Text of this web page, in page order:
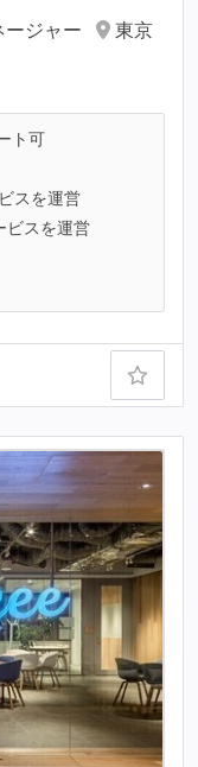
ジャー
東京
ト可
スを運営
ビスを運営